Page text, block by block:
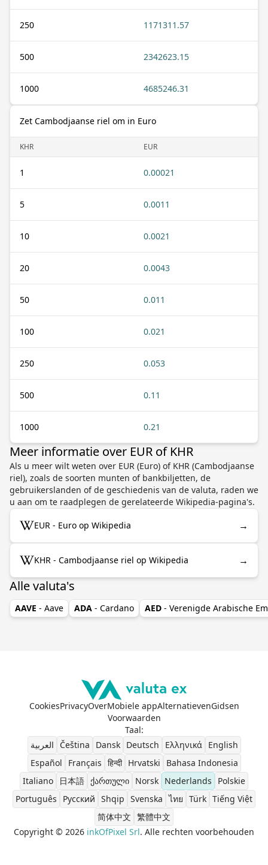
250 1171311.57
500 2342623.15
1000 4685246.31
Zet Cambodjaanse riel om in Euro
KHR EUR
1 0.00021
5 0.0011
10 0.0021
20 0.0043
50 0.011
100 0.021
250 0.053
500 0.11
1000 0.21
Meer informatie over EUR of KHR
Als u meer wilt weten over EUR (Euro) of KHR (Cambodjaanse
riel), zoals de soorten munten of bankbiljetten, de
gebruikerslanden of de geschiedenis van de valuta, raden we
u aan om te raadplegen de gerelateerde Wikipedia-pagina's.
EUR - Euro op Wikipedia →
KHR - Cambodjaanse riel op Wikipedia →
Alle valuta's
AAVE - Aave ADA - Cardano AED - Verenigde Arabische
CookiesPrivacyOverMobiele appAlternatievenGidsen
Voorwaarden
Taal:
العربية
Čeština Dansk Deutsch Ελληνικά
English
Español
Français हिन्दी Hrvatski
Bahasa Indonesia
Italiano
日本語 ქართული Norsk Nederlands
Polskie
Português
Pусский Shqip Svenska ไทย Türk Tiếng Việt
简体中文 繁體中文
Copyright © 2026 inkOfPixel Srl. Alle rechten voorbehouden